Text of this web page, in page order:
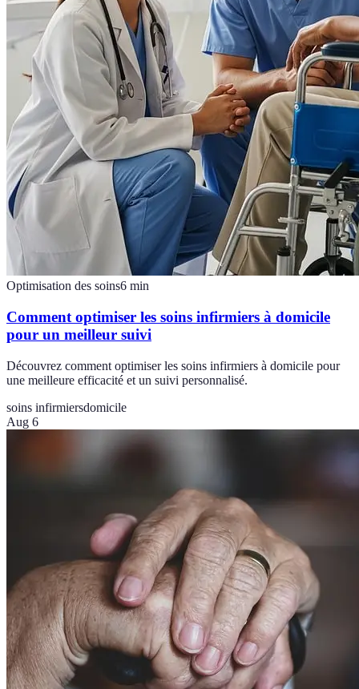
Optimisation des soins6 min
Comment optimiser les soins infirmiers à domicile
pour un meilleur suivi
Découvrez comment optimiser les soins infirmiers à domicile pour
une meilleure efficacité et un suivi personnalisé.
soins infirmiersdomicile
Aug 6